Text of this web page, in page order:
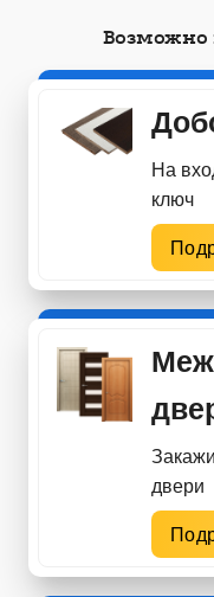
Возможно
На
ключ
двери